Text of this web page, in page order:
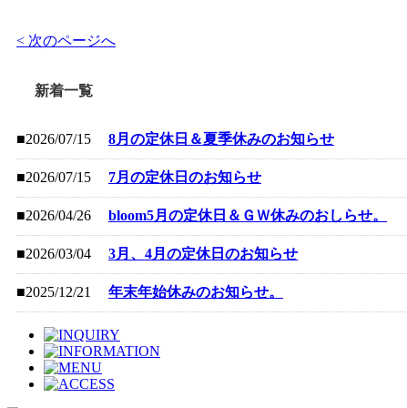
< 次のページへ
新着一覧
■2026/07/15 8月の定休日＆夏季休みのお知らせ
■2026/07/15 7月の定休日のお知らせ
■2026/04/26 bloom5月の定休日＆ＧＷ休みのおしらせ。
■2026/03/04 3月、4月の定休日のお知らせ
■2025/12/21 年末年始休みのお知らせ。